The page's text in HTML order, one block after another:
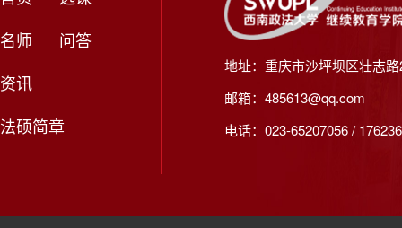
名师
问答
资讯
法硕简章
地址：重庆市沙坪坝区壮志
邮箱：485613@qq.com
电话：023-65207056 /